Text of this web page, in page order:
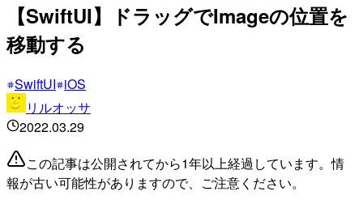
【SwiftUI】ドラッグでImageの位置を
移動する
SwiftUI iOS
リルオッサ
2022.03.29
この記事は公開されてから1年以上経過しています。情
報が古い可能性がありますので、ご注意ください。